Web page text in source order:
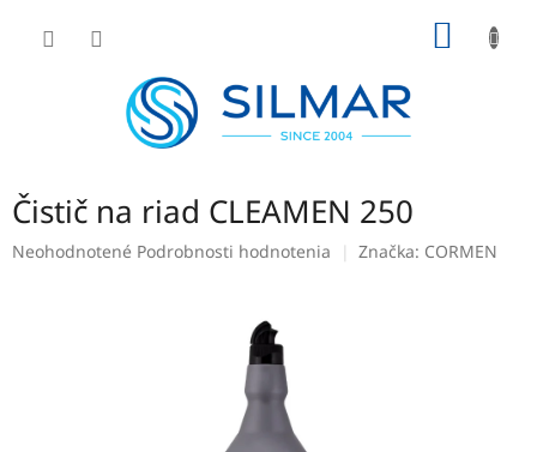
Čistič na riad CLEAMEN 250
Priemerné
Neohodnotené Podrobnosti hodnotenia Značka: CORMEN